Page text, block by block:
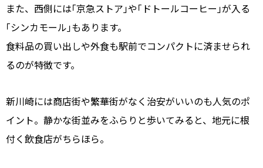
また、西側には｢京急ストア｣や｢ドトールコーヒー｣が入る
｢シンカモール｣もあります。
食料品の買い出しや外食も駅前でコンパクトに済ませられ
るのが特徴です。
新川崎には商店街や繁華街がなく治安がいいのも人気のポ
イント。静かな街並みをふらりと歩いてみると、地元に根
付く飲食店がちらほら。